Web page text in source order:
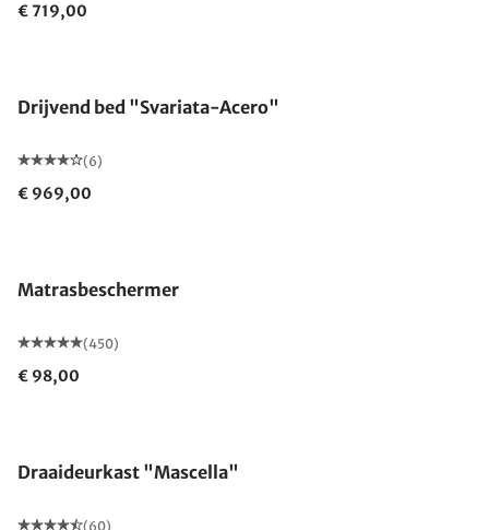
€ 719,00
Drijvend bed "Svariata-Acero"
(6)
€ 969,00
Matrasbeschermer
(450)
€ 98,00
Draaideurkast "Mascella"
(60)